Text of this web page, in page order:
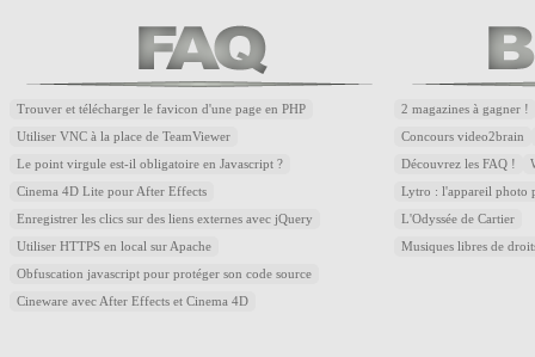
Trouver et télécharger le favicon d'une page en PHP
Utiliser VNC à la place de TeamViewer
Le point virgule est-il obligatoire en Javascript ?
Cinema 4D Lite pour After Effects
Enregistrer les clics sur des liens externes avec jQuery
Utiliser HTTPS en local sur Apache
Obfuscation javascript pour protéger son code source
Cineware avec After Effects et Cinema 4D
2 magazines à gagner !
Concours video2brain
Découvrez les FAQ !
Lytro : l'appareil photo
L'Odyssée de Cartier
Musiques libres de